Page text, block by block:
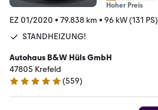
Hoher Preis
EZ 01/2020 • 79.838 km • 96 kW (131 PS)
STANDHEIZUNG!
Autohaus B&W Hüls GmbH
47805 Krefeld
4.9 Sterne
(559)